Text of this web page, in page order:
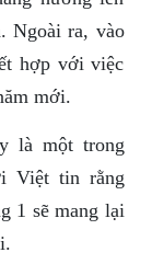
Ngoài ra, vào
hợp với việc
mới.
là một trong
Việt tin rằng
1 sẽ mang lại